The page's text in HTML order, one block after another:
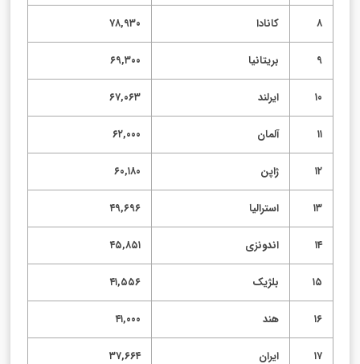
۸ کانادا ۷۸,۹۳۰
۹ بریتانیا ۶۹,۳۰۰
۱۰ ایرلند ۶۷,۰۶۳
۱۱ آلمان ۶۲,۰۰۰
۱۲ ژاپن ۶۰,۱۸۰
۱۳ استرالیا ۴۹,۶۹۶
۱۴ اندونزی ۴۵,۸۵۱
۱۵ بلژیک ۴۱,۵۵۶
۱۶ هند ۴۱,۰۰۰
۱۷ ایران ۳۷,۶۶۴